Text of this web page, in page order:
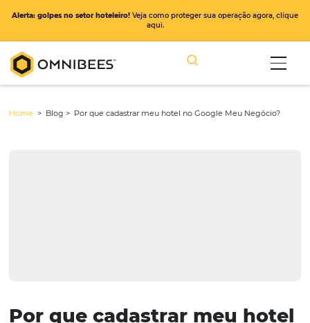
Alerta: golpes no setor hoteleiro!Veja como proteger sua operação